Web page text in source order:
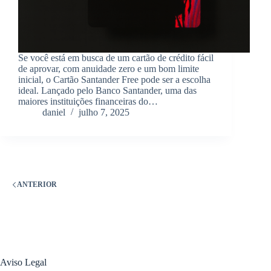
Se você está em busca de um cartão de crédito fácil
de aprovar, com anuidade zero e um bom limite
inicial, o Cartão Santander Free pode ser a escolha
ideal. Lançado pelo Banco Santander, uma das
maiores instituições financeiras do…
daniel
julho 7, 2025
ANTERIOR
Aviso Legal